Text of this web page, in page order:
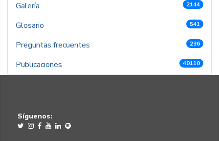
Galería 2144
Glosario 541
Preguntas frecuentes 236
Publicaciones 40110
Síguenos: